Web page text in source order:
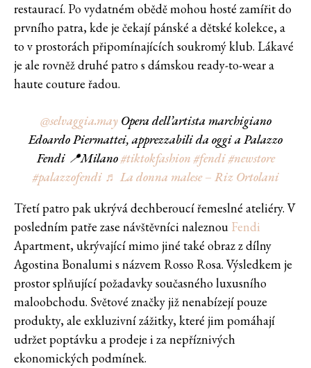
restaurací. Po vydatném obědě mohou hosté zamířit do
prvního patra, kde je čekají pánské a dětské kolekce, a
to v prostorách připomínajících soukromý klub. Lákavé
je ale rovněž druhé patro s dámskou ready-to-wear a
haute couture řadou.
@selvaggia.mayOpera dell’artista marchigiano
Edoardo Piermattei, apprezzabili da oggi a Palazzo
Fendi 📍Milano#tiktokfashion #fendi#newstore
#palazzofendi ♬ La donna malese – Riz Ortolani
Třetí patro pak ukrývá dechberoucí řemeslné ateliéry. V
posledním patře zase návštěvníci naleznou Fendi
Apartment, ukrývající mimo jiné také obraz z dílny
Agostina Bonalumi s názvem Rosso Rosa. Výsledkem je
prostor splňující požadavky současného luxusního
maloobchodu. Světové značky již nenabízejí pouze
produkty, ale exkluzivní zážitky, které jim pomáhají
udržet poptávku a prodeje i za nepříznivých
ekonomických podmínek.